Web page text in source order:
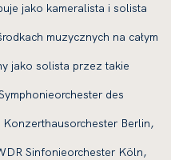
jako kameralista i solista
muzycznych na całym
jako solista przez takie
des
Berlin,
Sinfonieorchester Köln,